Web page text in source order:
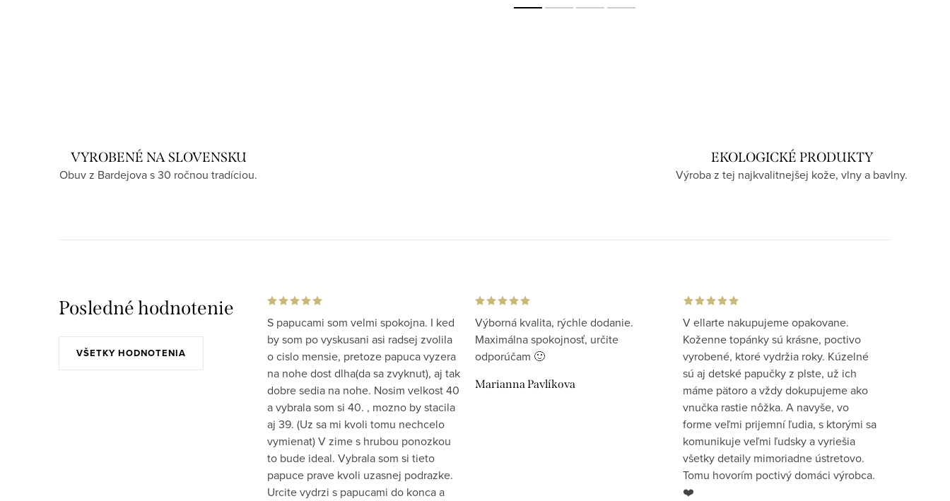
VYROBENÉ NA SLOVENSKU
Obuv z Bardejova s 30 ročnou tradíciou.
EKOLOGICKÉ PRODUKTY
Výroba z tej najkvalitnejšej kože, vlny a bavlny.
Posledné hodnotenie
VŠETKY HODNOTENIA
S papucami som velmi spokojna. I ked
by som po vyskusani asi radsej zvolila
o cislo mensie, pretoze papuca vyzera
na nohe dost dlha(da sa zvyknut), aj tak
dobre sedia na nohe. Nosim velkost 40
a vybrala som si 40. , mozno by stacila
aj 39. (Uz sa mi kvoli tomu nechcelo
vymienat) V zime s hrubou ponozkou
to bude ideal. Vybrala som si tieto
papuce prave kvoli uzasnej podrazke.
Urcite vydrzi s papucami do konca a
Výborná kvalita, rýchle dodanie.
Maximálna spokojnosť, určite
odporúčam 🙂
Marianna Pavlíkova
V ellarte nakupujeme opakovane.
Koženne topánky sú krásne, poctivo
vyrobené, ktoré vydržia roky. Kúzelné
sú aj detské papučky z plste, už ich
máme pätoro a vždy dokupujeme ako
vnučka rastie nôžka. A navyše, vo
forme veľmi prijemní ľudia, s ktorými sa
komunikuje veľmi ľudsky a vyriešia
všetky detaily mimoriadne ústretovo.
Tomu hovorím poctivý domáci výrobca.
❤️